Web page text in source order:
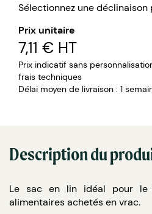
Sélectionnez une
Prix unitaire
7,11 € HT
Prix indicatif sans
frais techniques
Délai moyen de livraison : 1
Description du
Le sac en lin idéal pour le
alimentaires achetés en vrac.